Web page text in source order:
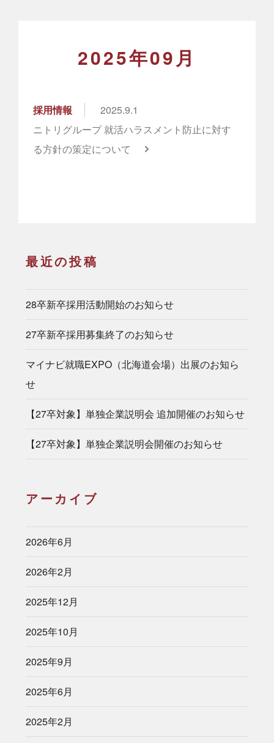
2025年09月
採用情報
2025.9.1
ニトリグループ 就活ハラスメント防止に対す
る方針の策定について
最近の投稿
28卒新卒採用活動開始のお知らせ
27卒新卒採用募集終了のお知らせ
マイナビ就職EXPO（北海道会場）出展のお知ら
せ
【27卒対象】単独企業説明会 追加開催のお知らせ
【27卒対象】単独企業説明会開催のお知らせ
アーカイブ
2026年6月
2026年2月
2025年12月
2025年10月
2025年9月
2025年6月
2025年2月